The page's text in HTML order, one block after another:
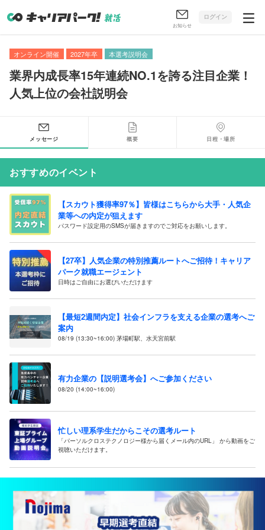
お知らせ
ログイン
オンライン開催 2027年卒 本選考説明会
業界内成長率15年連続NO.1を誇る注目企業！
人気上位の会社説明会
メッセージ 概要 日程・場所
おすすめのイベント
【スカウト獲得率97％】皆様はこちらから大手・人気企
業等への内定が狙えます
パスワード設定用のSMSが届きますのでご対応をお願いします。
【27卒】人気企業の特別推薦ルートへご招待！キャリア
パーク就職エージェント
日時はご自由にお選びいただけます
【最短2週間内定】社会インフラを支える企業の選考へご
案内
08/19 (13:30~16:00) 茅場町駅、水天宮前駅
有力企業の【説明選考会】へご参加ください
08/20 (14:00~16:00)
忙しい理系学生だからこその選考ルート
「パーソルクロステクノロジー様から届くメール内のURL」 から動画をご
視聴いただけます。